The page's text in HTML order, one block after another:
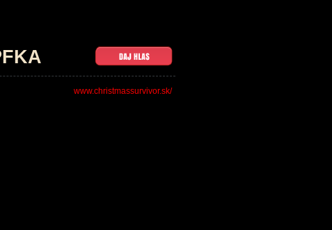
www.christmassurvivor.sk/